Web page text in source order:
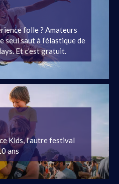
folle ? Amateurs
seul saut à l’élastique de
Et c’est gratuit.
Kids, l'autre festival
ans